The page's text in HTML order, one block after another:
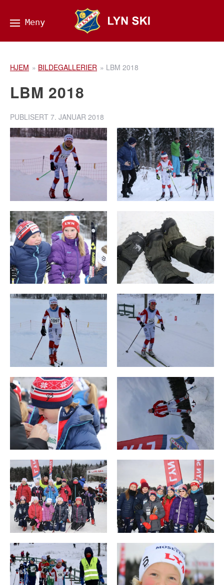
HJEM » BILDEGALLERIER » LBM 2018
LBM 2018
PUBLISERT 7. JANUAR 2018